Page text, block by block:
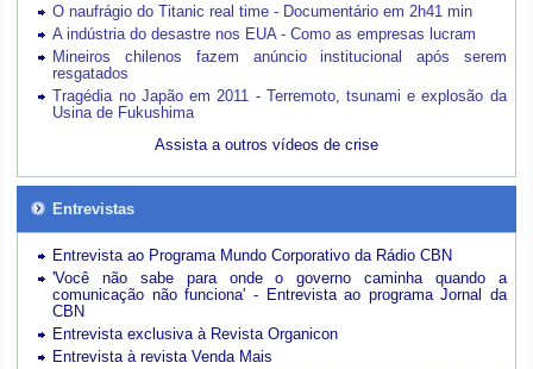
O naufrágio do Titanic real time - Documentário em 2h41 min
A indústria do desastre nos EUA - Como as empresas lucram
Mineiros chilenos fazem anúncio institucional após serem
resgatados
Tragédia no Japão em 2011 - Terremoto, tsunami e explosão da
Usina de Fukushima
Assista a outros vídeos de crise
Entrevistas
Entrevista ao Programa Mundo Corporativo da Rádio CBN
'Você não sabe para onde o governo caminha quando a
comunicação não funciona' - Entrevista ao programa Jornal da
CBN
Entrevista exclusiva à Revista Organicon
Entrevista à revista Venda Mais